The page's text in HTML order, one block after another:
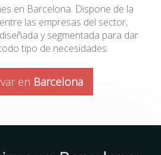
en Barcelona. Dispone de la
las empresas del sector,
y segmentada para dar
tipo de necesidades.
en Barcelona